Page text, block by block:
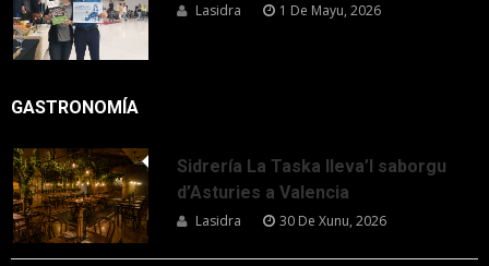
Lasidra 1 De Mayu, 2026
GASTRONOMÍA
Sidrería La Taska lleva’l saborgu
d’Asturies a Valencia
Lasidra 30 De Xunu, 2026